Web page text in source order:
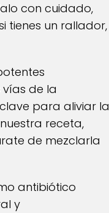
con cuidado,
tienes un rallador,
de la
para aliviar la
receta,
de mezclarla
antibiótico
y